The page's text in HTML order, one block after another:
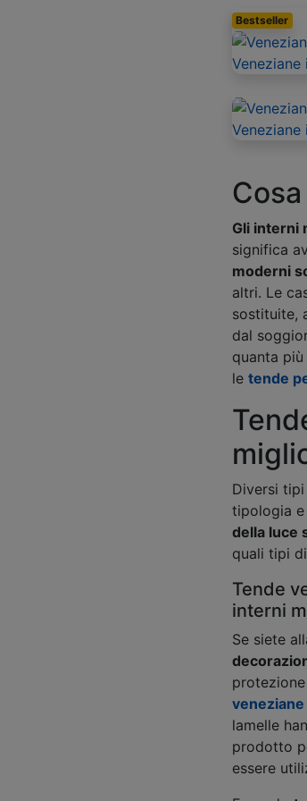
Bestseller
Veneziane
Veneziane
Gli interni
significa
moderni
altri. Le
sostituite,
dal
quanta
le tende
Diversi
tipologia
della luce
quali tipi di
Tende
interni
Se siete
lamelle
prodotto
essere